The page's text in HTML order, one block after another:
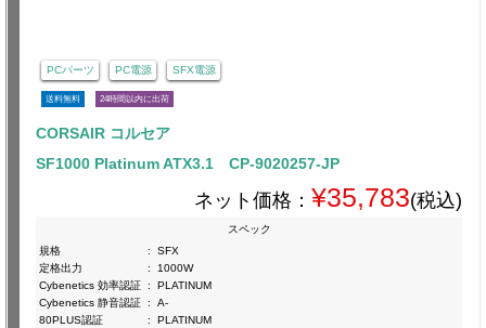
PCパーツ PC電源 SFX電源
送料無料 24時間以内に出荷
CORSAIR コルセア
SF1000 Platinum ATX3.1 CP-9020257-JP
ネット価格： ¥35,783(税込)
スペック
規格
:
SFX
定格出力
:
1000W
Cybenetics 効率認証 :
PLATINUM
Cybenetics 静音認証 :
A-
80PLUS認証
:
PLATINUM